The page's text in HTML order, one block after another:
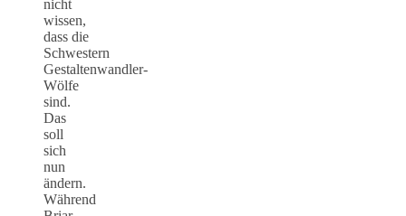
nicht
wissen,
dass die
Schwestern
Gestaltenwandler-
Wölfe
sind.
Das
soll
sich
nun
ändern.
Während